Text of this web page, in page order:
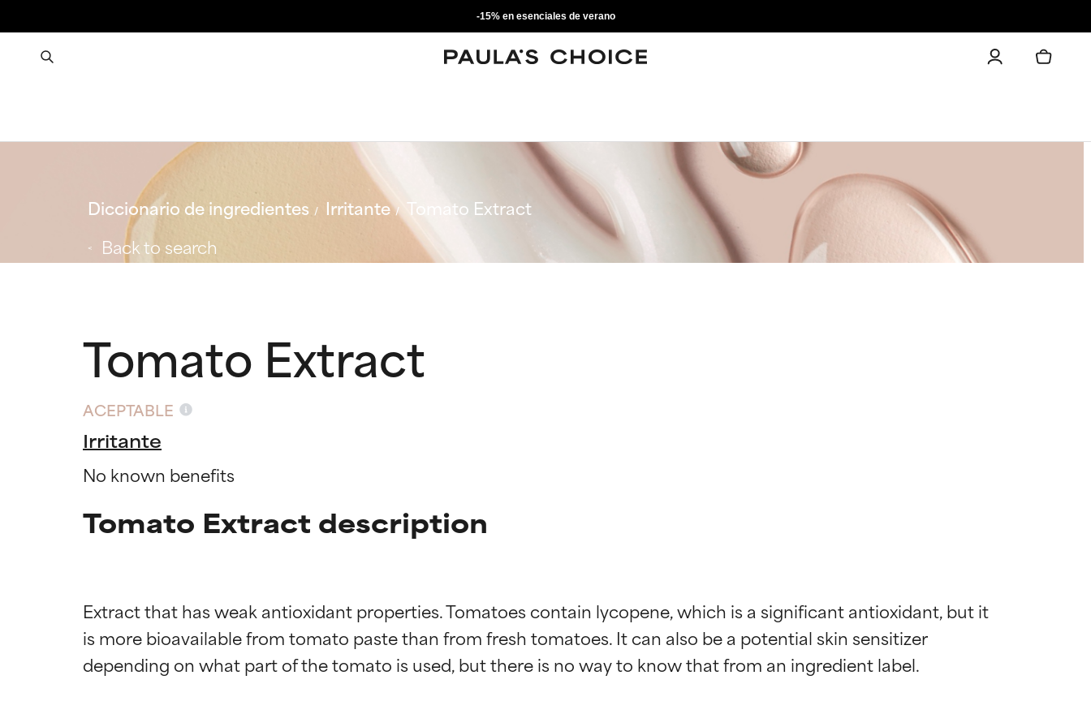
-15% en esenciales de verano
Diccionario de ingredientes Irritante
Tomato Extract
Back to search
Tomato Extract
ACEPTABLE
Irritante
No known benefits
Tomato Extract description
Extract that has weak antioxidant properties. Tomatoes contain lycopene, which is a significant antioxidant, but it
is more bioavailable from tomato paste than from fresh tomatoes. It can also be a potential skin sensitizer